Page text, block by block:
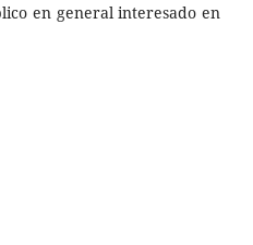
en general interesado en